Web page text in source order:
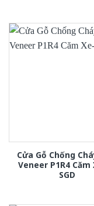
Cửa Gỗ Chống
Veneer P1R4 Căm
SGD